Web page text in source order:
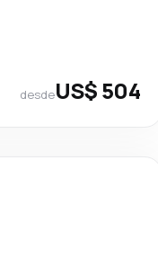
desdeUS$ 504